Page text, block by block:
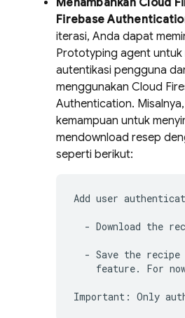
Menambahkan Cloud
Firebase
iterasi, Anda dapat
Prototyping agent untuk
autentikasi pengguna
menggunakan Cloud
Authentication.
kemampuan untuk
mendownload resep
seperti berikut:
Add user
- Download the
- Save the recipe
feature. For